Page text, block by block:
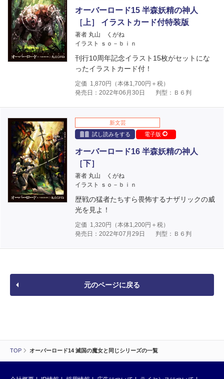
TOP オーバーロード14 滅国の魔女と同じシリーズの一覧
オーバーロード15 半森妖精の神人
［上］ イラストカード付特装版
著者 丸山 くがね
イラスト ｓｏ－ｂｉｎ
刊行10周年記念イラスト15枚がセットにな
ったイラストカード付！
定価 1,870円（本体1,700円＋税）
発売日：2022年06月30日
判型：Ｂ６判
新文芸
試し読みをする
電子版
オーバーロード16 半森妖精の神人
［下］
著者 丸山 くがね
イラスト ｓｏ－ｂｉｎ
歴戦の猛者たちすら畏怖するナザリックの威
光を見よ！
定価 1,320円（本体1,200円＋税）
発売日：2022年07月29日
判型：Ｂ６判
元のページに戻る